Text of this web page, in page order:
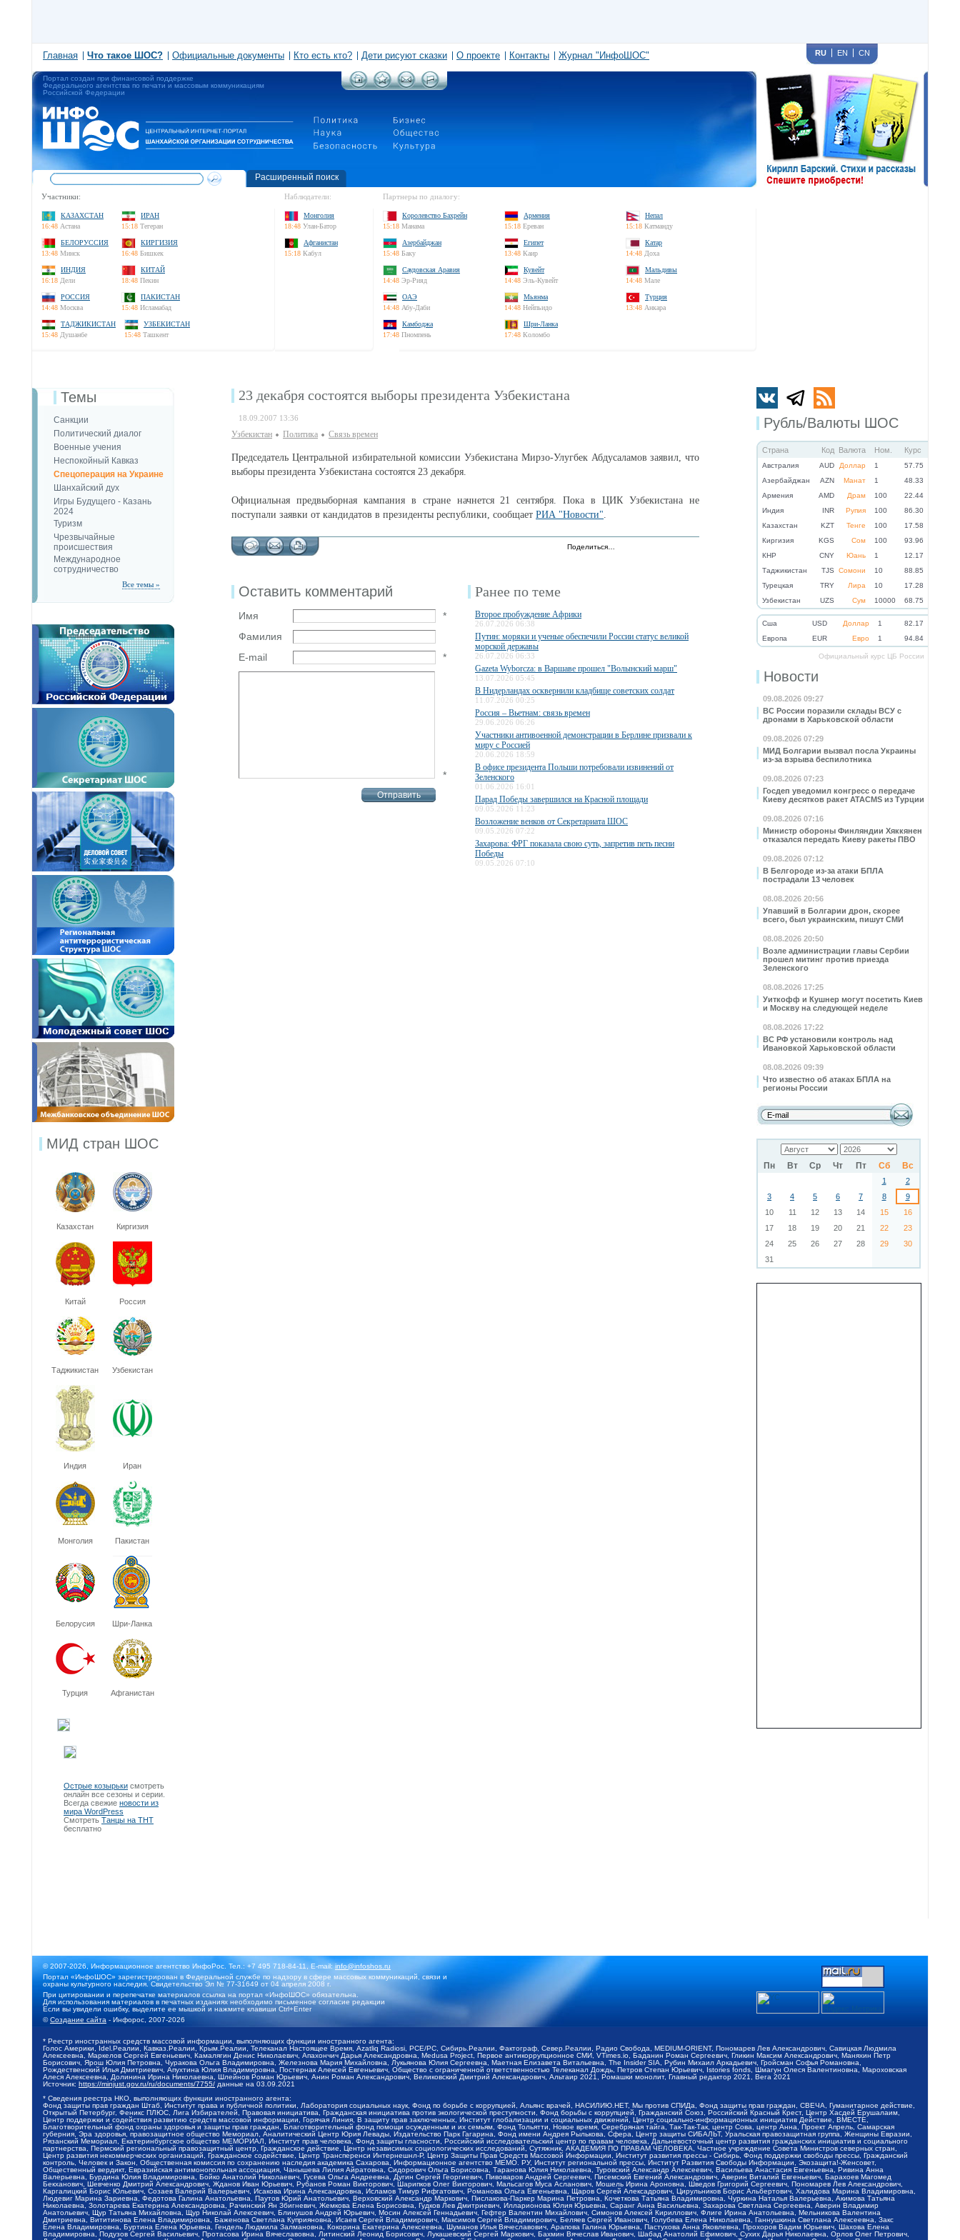
Главная Что такое ШОС? Официальные документы Кто есть кто? Дети рисуют сказки О проекте Контакты Журнал "ИнфоШОС" RU EN CN
Портал создан при финансовой поддержке
Федерального агентства по печати и массовым коммуникациям
Российской Федерации
Расширенный поиск
Участники:
КАЗАХСТАН
16:48 Астана
ИРАН
15:18 Тегеран
БЕЛОРУССИЯ
13:48 Минск
КИРГИЗИЯ
16:48 Бишкек
ИНДИЯ
16:18 Дели
КИТАЙ
18:48 Пекин
РОССИЯ
14:48 Москва
ПАКИСТАН
15:48 Исламабад
ТАДЖИКИСТАН
15:48 Душанбе
УЗБЕКИСТАН
15:48 Ташкент
Наблюдатели:
Монголия
18:48 Улан-Батор
Афганистан
15:18 Кабул
Партнеры по диалогу:
Королевство Бахрейн
15:18 Манама
Армения
15:18 Ереван
Непал
15:18 Катманду
Азербайджан
15:48 Баку
Египет
13:48 Каир
Катар
14:48 Доха
Саудовская Аравия
14:48 Эр-Рияд
Кувейт
14:48 Эль-Кувейт
Мальдивы
14:48 Мале
ОАЭ
14:48 Абу-Даби
Мьянма
14:48 Нейпьидо
Турция
13:48 Анкара
Камбоджа
17:48 Пномпень
Шри-Ланка
17:48 Коломбо
Рубль/Валюты ШОС
Страна Код Валюта Ном. Курс
Австралия AUD Доллар 1
57.75
Азербайджан
AZN Манат 1
48.33
Армения
AMD Драм 100
22.44
Индия
INR Рупия 100
86.30
Казахстан
KZT Тенге 100
17.58
Киргизия
KGS Сом 100
93.96
КНР
CNY Юань 1
12.17
Таджикистан
TJS Сомони 10
88.85
Турецкая
TRY Лира 10
17.28
Узбекистан
UZS Сум 10000 68.75
Cша USD Доллар 1
82.17
Eвропа
EUR Евро 1 94.84
Официальный курс ЦБ России
Новости
09.08.2026 09:27
ВС России поразили склады ВСУ с
дронами в Харьковской области
09.08.2026 07:29
МИД Болгарии вызвал посла Украины
из-за взрыва беспилотника
09.08.2026 07:23
Госдеп уведомил конгресс о передаче
Киеву десятков ракет ATACMS из Турции
09.08.2026 07:16
Министр обороны Финляндии Хяккянен
отказался передать Киеву ракеты ПВО
09.08.2026 07:12
В Белгороде из-за атаки БПЛА
пострадали 13 человек
08.08.2026 20:56
Упавший в Болгарии дрон, скорее
всего, был украинским, пишут СМИ
08.08.2026 20:50
Возле администрации главы Сербии
прошел митинг против приезда
Зеленского
08.08.2026 17:25
Уиткофф и Кушнер могут посетить Киев
и Москву на следующей неделе
08.08.2026 17:22
ВС РФ установили контроль над
Ивановкой Харьковской области
08.08.2026 09:39
Что известно об атаках БПЛА на
регионы России
Пн Вт Ср Чт Пт Сб Вс
1
2
3
4 5 6 7 8
9
10
11 12 13 14 15
16
17
18 19 20 21 22
23
24
25 26 27 28 29
30
31
Темы
Санкции
Политический диалог
Военные учения
Неспокойный Кавказ
Спецоперация на Украине
Шанхайский дух
Игры Будущего - Казань
2024
Туризм
Чрезвычайные
происшествия
Международное
сотрудничество
Все темы »
МИД стран ШОС
Казахстан Киргизия
Китай Россия
Таджикистан Узбекистан
Индия Иран
Монголия Пакистан
Белорусия Шри-Ланка
Турция Афганистан
Острые козырьки смотреть
онлайн все сезоны и серии.
Всегда свежие новости из
мира WordPress
Смотреть Танцы на ТНТ
бесплатно
23 декабря состоятся выборы президента Узбекистана
18.09.2007 13:36
Узбекистан Политика Связь времен
Председатель Центральной избирательной комиссии Узбекистана Мирзо-Улугбек Абдусаламов заявил, что
выборы президента Узбекистана состоятся 23 декабря.
Официальная предвыборная кампания в стране начнется 21 сентября. Пока в ЦИК Узбекистана не
поступали заявки от кандидатов в президенты республики, сообщает РИА "Новости".
Поделиться…
Оставить комментарий
Имя
*
Фамилия
E-mail
*
*
Ранее по теме
Второе пробуждение Африки
26.07.2026 06:38
Путин: моряки и ученые обеспечили России статус великой
морской державы
26.07.2026 06:33
Gazeta Wyborcza: в Варшаве прошел "Волынский марш"
13.07.2026 05:45
В Нидерландах осквернили кладбище советских солдат
11.07.2026 00:25
Россия – Вьетнам: связь времен
29.06.2026 06:26
Участники антивоенной демонстрации в Берлине призвали к
миру с Россией
20.06.2026 18:59
В офисе президента Польши потребовали извинений от
Зеленского
01.06.2026 16:01
Парад Победы завершился на Красной площади
09.05.2026 11:23
Возложение венков от Секретариата ШОС
09.05.2026 07:22
Захарова: ФРГ показала свою суть, запретив петь песни
Победы
09.05.2026 07:10
© 2007-2026, Информационное агентство ИнфоРос. Тел.: +7 495 718-84-11, E-mail:info@infoshos.ru
Портал «ИнфоШОС» зарегистрирован в Федеральной службе по надзору в сфере массовых коммуникаций, связи и
охраны культурного наследия. Свидетельство Эл № 77-31649 от 04 апреля 2008 г.
При цитировании и перепечатке материалов ссылка на портал «ИнфоШОС» обязательна.
Для использования материалов в печатных изданиях необходимо письменное согласие редакции
Если вы увидели ошибку, выделите ее мышкой и нажмите клавиши Ctrl+Enter
©Создание сайта - Инфорос, 2007-2026
* Реестр иностранных средств массовой информации, выполняющих функции иностранного агента:
Голос Америки, Idel.Реалии, Кавказ.Реалии, Крым.Реалии, Телеканал Настоящее Время, Azatliq Radiosi, PCE/PC, Сибирь.Реалии, Фактограф, Север.Реалии, Радио Свобода, MEDIUM-ORIENT, Пономарев Лев Александрович, Савицкая Людмила
Алексеевна, Маркелов Сергей Евгеньевич, Камалягин Денис Николаевич, Апахончич Дарья Александровна, Medusa Project, Первое антикоррупционное СМИ, VTimes.io, Баданин Роман Сергеевич, Гликин Максим Александрович, Маняхин Петр
Борисович, Ярош Юлия Петровна, Чуракова Ольга Владимировна, Железнова Мария Михайловна, Лукьянова Юлия Сергеевна, Маетная Елизавета Витальевна, The Insider SIA, Рубин Михаил Аркадьевич, Гройсман Софья Романовна,
Рождественский Илья Дмитриевич, Апухтина Юлия Владимировна, Постернак Алексей Евгеньевич, Общество с ограниченной ответственностью Телеканал Дождь, Петров Степан Юрьевич, Istories fonds, Шмагун Олеся Валентиновна, Мароховская
Алеся Алексеевна, Долинина Ирина Николаевна, Шлейнов Роман Юрьевич, Анин Роман Александрович, Великовский Дмитрий Александрович, Альтаир 2021, Ромашки монолит, Главный редактор 2021, Вега 2021
Источник: https://minjust.gov.ru/ru/documents/7755/ данные на 03.09.2021
* Сведения реестра НКО, выполняющих функции иностранного агента:
Фонд защиты прав граждан Штаб, Институт права и публичной политики, Лаборатория социальных наук, Фонд по борьбе с коррупцией, Альянс врачей, НАСИЛИЮ.НЕТ, Мы против СПИДа, Фонд защиты прав граждан, СВЕЧА, Гуманитарное действие,
Открытый Петербург, Феникс ПЛЮС, Лига Избирателей, Правовая инициатива, Гражданская инициатива против экологической преступности, Фонд борьбы с коррупцией, Гражданский Союз, Российский Красный Крест, Центр Хасдей Ерушалаим,
Центр поддержки и содействия развитию средств массовой информации, Горячая Линия, В защиту прав заключенных, Институт глобализации и социальных движений, Центр социально-информационных инициатив Действие, ВМЕСТЕ,
Благотворительный фонд охраны здоровья и защиты прав граждан, Благотворительный фонд помощи осужденным и их семьям, Фонд Тольятти, Новое время, Серебряная тайга, Так-Так-Так, центр Сова, центр Анна, Проект Апрель, Самарская
губерния, Эра здоровья, правозащитное общество Мемориал, Аналитический Центр Юрия Левады, Издательство Парк Гагарина, Фонд имени Андрея Рылькова, Сфера, Центр защиты СИБАЛЬТ, Уральская правозащитная группа, Женщины Евразии,
Рязанский Мемориал, Екатеринбургское общество МЕМОРИАЛ, Институт прав человека, Фонд защиты гласности, Российский исследовательский центр по правам человека, Дальневосточный центр развития гражданских инициатив и социального
партнерства, Пермский региональный правозащитный центр, Гражданское действие, Центр независимых социологических исследований, Сутяжник, АКАДЕМИЯ ПО ПРАВАМ ЧЕЛОВЕКА, Частное учреждение Совета Министров северных стран,
Центр развития некоммерческих организаций, Гражданское содействие, Центр Трансперенси Интернешнл-Р, Центр Защиты Прав Средств Массовой Информации, Институт развития прессы - Сибирь, Фонд поддержки свободы прессы, Гражданский
контроль, Человек и Закон, Общественная комиссия по сохранению наследия академика Сахарова, Информационное агентство МЕМО. РУ, Институт региональной прессы, Институт Развития Свободы Информации, Экозащита!-Женсовет,
Общественный вердикт, Евразийская антимонопольная ассоциация, Чанышева Лилия Айратовна, Сидорович Ольга Борисовна, Таранова Юлия Николаевна, Туровский Александр Алексеевич, Васильева Анастасия Евгеньевна, Ривина Анна
Валерьевна, Бурдина Юлия Владимировна, Бойко Анатолий Николаевич, Гусева Ольга Андреевна, Дугин Сергей Георгиевич, Пивоваров Андрей Сергеевич, Писемский Евгений Александрович, Аверин Виталий Евгеньевич, Барахоев Магомед
Бекханович, Шевченко Дмитрий Александрович, Жданов Иван Юрьевич, Рубанов Роман Викторович, Шарипков Олег Викторович, Мальсагов Муса Асланович, Мошель Ирина Ароновна, Шведов Григорий Сергеевич, Пономарев Лев Александрович,
Каргалицкий Борис Юльевич, Созаев Валерий Валерьевич, Исакова Ирина Александровна, Исламов Тимур Рифгатович, Романова Ольга Евгеньевна, Щаров Сергей Алексадрович, Цирульников Борис Альбертович, Халидова Марина Владимировна,
Людевиг Марина Зариевна, Федотова Галина Анатольевна, Паутов Юрий Анатольевич, Верховский Александр Маркович, Пислакова-Паркер Марина Петровна, Кочеткова Татьяна Владимировна, Чуркина Наталья Валерьевна, Акимова Татьяна
Николаевна, Золотарева Екатерина Александровна, Рачинский Ян Збигневич, Жемкова Елена Борисовна, Гудков Лев Дмитриевич, Илларионова Юлия Юрьевна, Саранг Анна Васильевна, Захарова Светлана Сергеевна, Аверин Владимир
Анатольевич, Щур Татьяна Михайловна, Щур Николай Алексеевич, Блинушов Андрей Юрьевич, Мосин Алексей Геннадьевич, Гефтер Валентин Михайлович, Симонов Алексей Кириллович, Флиге Ирина Анатольевна, Мельникова Валентина
Дмитриевна, Вититинова Елена Владимировна, Баженова Светлана Куприяновна, Исаев Сергей Владимирович, Максимов Сергей Владимирович, Беляев Сергей Иванович, Голубева Елена Николаевна, Ганнушкина Светлана Алексеевна, Закс
Елена Владимировна, Буртина Елена Юрьевна, Гендель Людмила Залмановна, Кокорина Екатерина Алексеевна, Шуманов Илья Вячеславович, Арапова Галина Юрьевна, Пастухова Анна Яковлевна, Прохоров Вадим Юрьевич, Шахова Елена
Владимировна, Подузов Сергей Васильевич, Протасова Ирина Вячеславовна, Литинский Леонид Борисович, Лукашевский Сергей Маркович, Бахмин Вячеслав Иванович, Шабад Анатолий Ефимович, Сухих Дарья Николаевна, Орлов Олег Петрович,